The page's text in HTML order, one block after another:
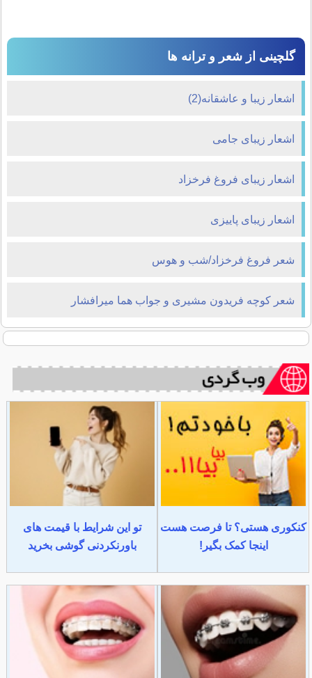
گلچینی از شعر و ترانه ها
اشعار زیبا و عاشقانه(2)
اشعار زیبای جامی
اشعار زیبای فروغ فرخزاد
اشعار زیبای پاییزی
شعر فروغ فرخزاد/شب و هوس
شعر کوچه فریدون مشیری و جواب هما میرافشار
کنکوری هستی؟ تا فرصت هست
اینجا کمک بگیر!
تو این شرایط با قیمت های
باورنکردنی گوشی بخرید